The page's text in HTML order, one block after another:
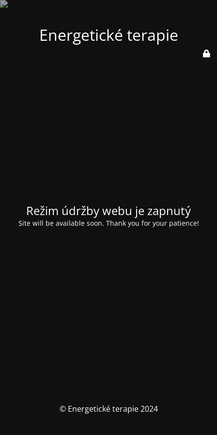
Energetické terapie
Režim údržby webu je zapnutý
Site will be available soon. Thank you for your patience!
© Energetické terapie 2024